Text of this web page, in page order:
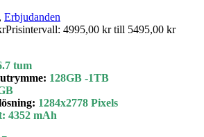
, Erbjudanden
Prisintervall: 4995,00 kr till 5495,00 kr
tum
: 128GB -1TB
1284x2778 Pixels
: 4352 mAh